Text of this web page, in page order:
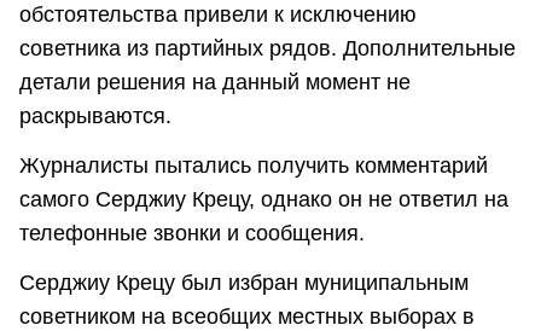
обстоятельства привели к исключению
советника из партийных рядов. Дополнительные
детали решения на данный момент не
раскрываются.
Журналисты пытались получить комментарий
самого Серджиу Крецу, однако он не ответил на
телефонные звонки и сообщения.
Серджиу Крецу был избран муниципальным
советником на всеобщих местных выборах в